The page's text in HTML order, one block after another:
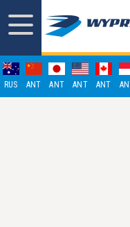
RUS ANT ANT ANT ANT